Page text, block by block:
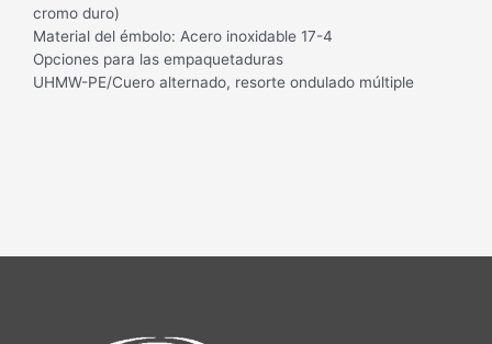
cromo duro)
Material del émbolo: Acero inoxidable 17-4
Opciones para las empaquetaduras
UHMW-PE/Cuero alternado, resorte ondulado múltiple